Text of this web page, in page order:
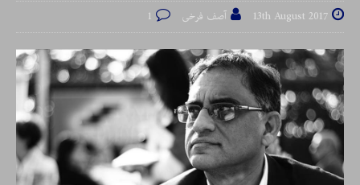
13th August 2017 آصف فرخی 1